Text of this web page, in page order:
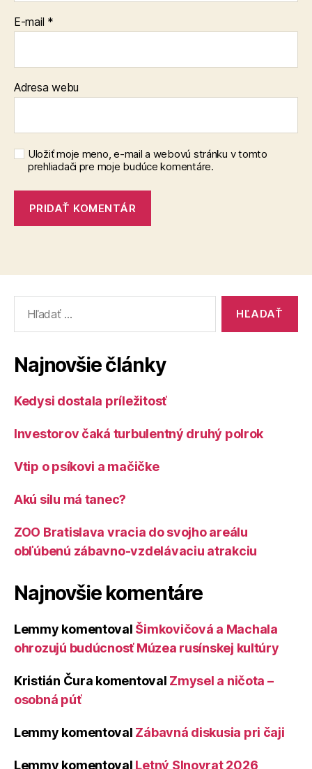
E-mail *
Adresa webu
Uložiť moje meno, e-mail a webovú stránku v tomto
prehliadači pre moje budúce komentáre.
Najnovšie články
Kedysi dostala príležitosť
Investorov čaká turbulentný druhý polrok
Vtip o psíkovi a mačičke
Akú silu má tanec?
ZOO Bratislava vracia do svojho areálu
obľúbenú zábavno-vzdelávaciu atrakciu
Najnovšie komentáre
Lemmy komentoval Šimkovičová a Machala
ohrozujú budúcnosť Múzea rusínskej kultúry
Kristián Čura komentoval Zmysel a ničota –
osobná púť
Lemmy komentoval Zábavná diskusia pri čaji
Lemmy komentoval Letný Slnovrat 2026